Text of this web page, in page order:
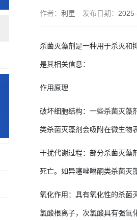
作者： 利星 发布日期：
杀菌灭藻剂是一种用于杀灭和
是其相关信息：
作用原理
破坏细胞结构：一些杀菌灭藻
类杀菌灭藻剂会吸附在微生物
干扰代谢过程：部分杀菌灭藻
死亡。如异噻唑啉酮类杀菌灭
氧化作用：具有氧化性的杀菌
氯酸根离子，次氯酸具有强氧